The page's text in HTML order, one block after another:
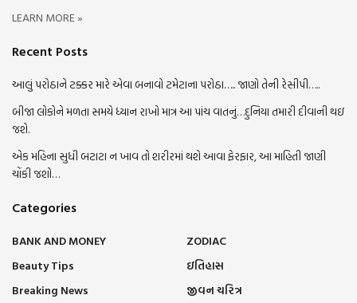
LEARN MORE »
Recent Posts
આલું પરોઠાને ટક્કર મારે એવા બનાવો ટમેટાના પરોઠા….. જાણો તેની રેસીપી…..
બીજા લોકોને મળતા સમયે ધ્યાન રાખો માત્ર આ પાંચ વાતનું…દુનિયા તમારી દીવાની થઇ
જશે.
એક મહિના સુધી બટાટા ન ખાવ તો શરીરમાં થશે આવા ફેરફાર, આ માહિતી જાણી
ચોંકી જશો…
Categories
BANK AND MONEY
Beauty Tips
Breaking News
ZODIAC
ઇતિહાસ
જીવન ચરિત્ર